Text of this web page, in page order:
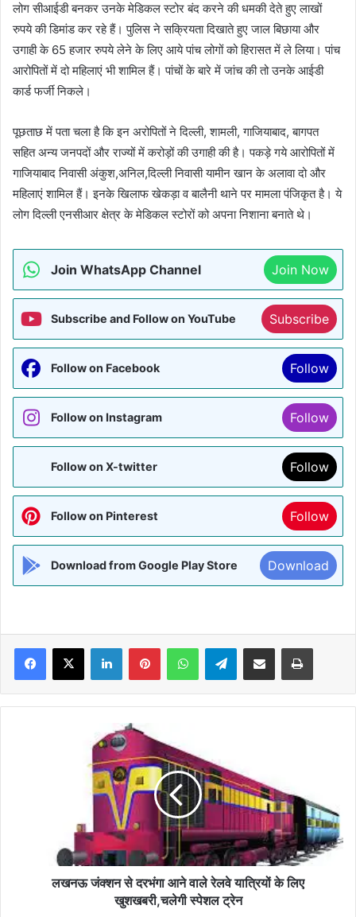
लोग सीआईडी बनकर उनके मेडिकल स्टोर बंद करने की धमकी देते हुए लाखों
रुपये की डिमांड कर रहे हैं। पुलिस ने सक्रियता दिखाते हुए जाल बिछाया और
उगाही के 65 हजार रुपये लेने के लिए आये पांच लोगों को हिरासत में ले लिया। पांच
आरोपितों में दो महिलाएं भी शामिल हैं। पांचों के बारे में जांच की तो उनके आईडी
कार्ड फर्जी निकले।
पूछताछ में पता चला है कि इन अरोपितों ने दिल्ली, शामली, गाजियाबाद, बागपत
सहित अन्य जनपदों और राज्यों में करोड़ों की उगाही की है। पकड़े गये आरोपितों में
गाजियाबाद निवासी अंकुश,अनिल,दिल्ली निवासी यामीन खान के अलावा दो और
महिलाएं शामिल हैं। इनके खिलाफ खेकड़ा व बालैनी थाने पर मामला पंजिकृत है। ये
लोग दिल्ली एनसीआर क्षेत्र के मेडिकल स्टोरों को अपना निशाना बनाते थे।
Join WhatsApp Channel Join Now
Subscribe and Follow on YouTube Subscribe
Follow on Facebook Follow
Follow on Instagram Follow
Follow on X-twitter Follow
Follow on Pinterest Follow
Download from Google Play Store Download
Facebook
X LinkedInPinterestWhatsAppTelegramShare via Email Print
लखनऊ जंक्शन से दरभंगा आने वाले रेलवे यात्रियों के लिए
खुशखबरी,चलेगी स्पेशल ट्रेन